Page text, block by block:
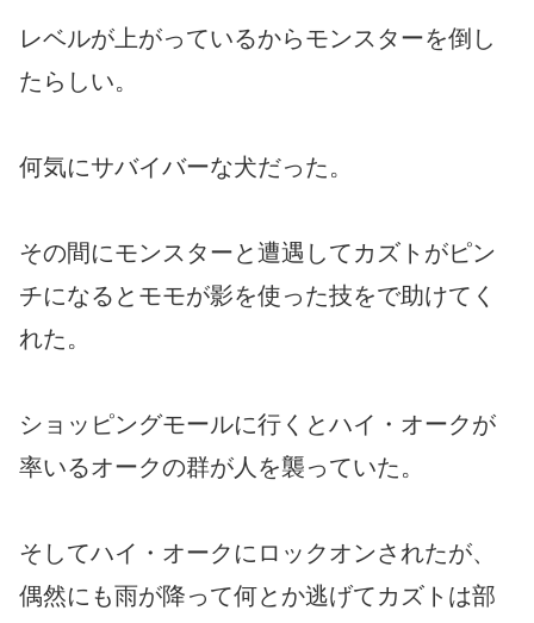
レベルが上がっているからモンスターを倒し
たらしい。
何気にサバイバーな犬だった。
その間にモンスターと遭遇してカズトがピン
チになるとモモが影を使った技をで助けてく
れた。
ショッピングモールに行くとハイ・オークが
率いるオークの群が人を襲っていた。
そしてハイ・オークにロックオンされたが、
偶然にも雨が降って何とか逃げてカズトは部